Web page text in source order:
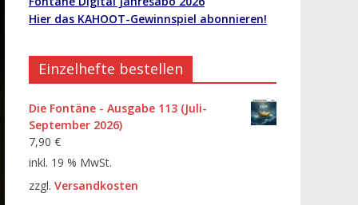
Hier das KAHOOT-Gewinnspiel abonnieren!
Einzelhefte bestellen
Die Fontäne - Ausgabe 113 (Juli-
September 2026)
7,90 €
inkl. 19 % MwSt.
zzgl. Versandkosten